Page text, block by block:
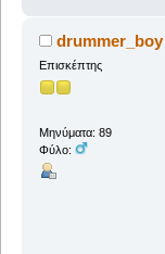
drummer_boy
Επισκέπτης
Μηνύματα: 89
Φύλο: